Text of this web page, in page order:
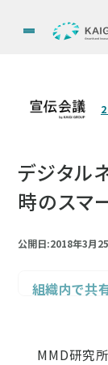
デジタル
時のスマ
公開日:2018年3月
組織内で共
MMD研究